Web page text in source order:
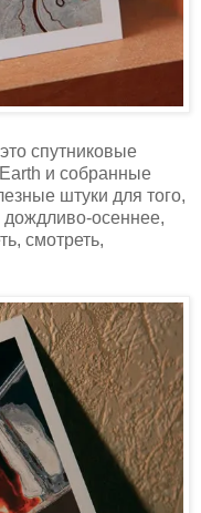
спутниковые
и собранные
штуки для того,
дождливо-осеннее,
смотреть,